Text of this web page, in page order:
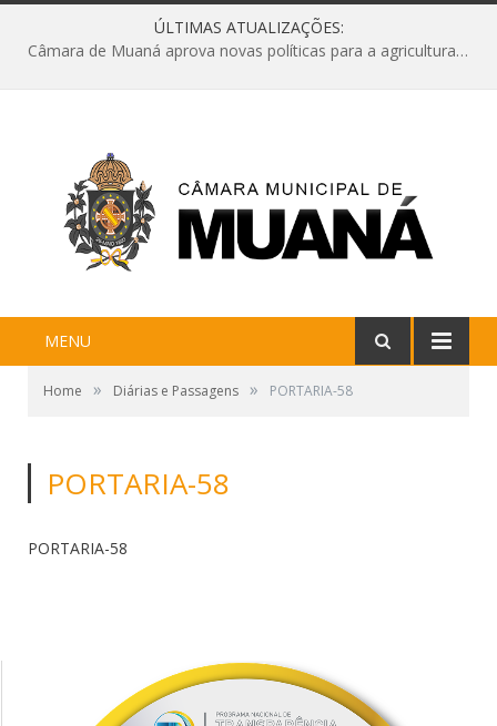
ÚLTIMAS ATUALIZAÇÕES:
Câmara de Muaná aprova novas políticas para a agricultura e solicita reforma da Ponte do Reduto
MENU
Home » Diárias e Passagens » PORTARIA-58
PORTARIA-58
PORTARIA-58